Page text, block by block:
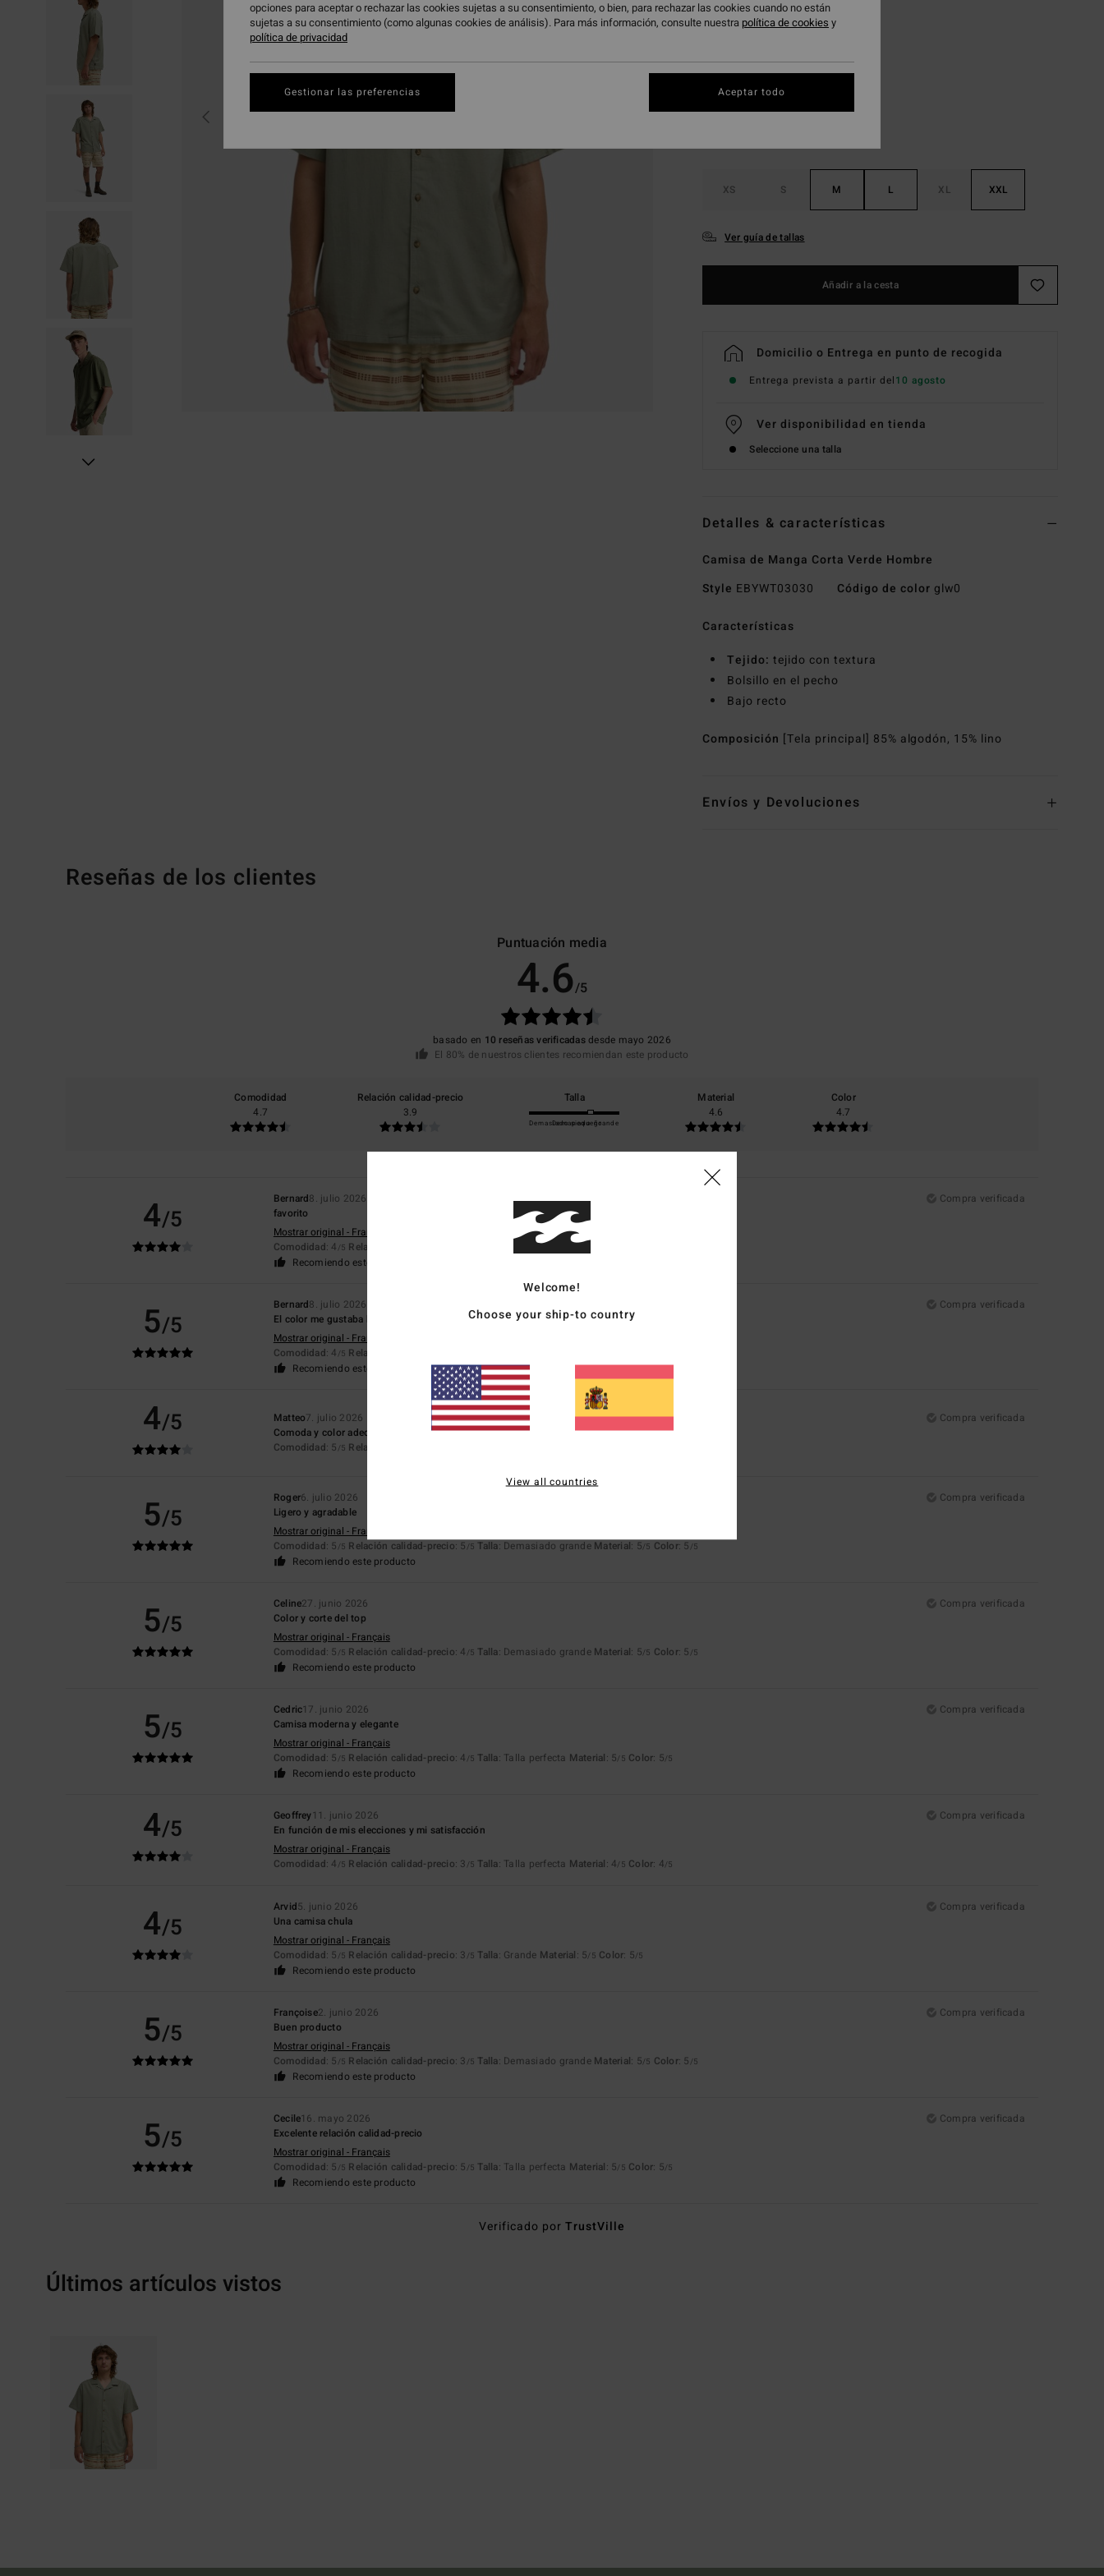
DOBLE PROMO -25%
XS S M L XL XXL
Ver guía de tallas
Añadir a la cesta
Domicilio o Entrega en punto de recogida
Entrega prevista a partir del10 agosto
Ver disponibilidad en tienda
Seleccione una talla
Detalles & características
Camisa de Manga Corta Verde Hombre
Style EBYWT03030 Código de color glw0
Características
Tejido:tejido con textura
Bolsillo en el pecho
Bajo recto
Composición [Tela principal] 85% algodón, 15% lino
Envíos y Devoluciones
Reseñas de los clientes
Puntuación media
4.6/5
basado en 10 reseñas verificadasdesde mayo 2026
El 80% de nuestros clientes recomiendan este producto
Comodidad
4.7
Relación calidad-precio
3.9
Talla
Demasiado pequeño
Demasiado grande
Material
4.6
Color
4.7
4/5
Bernard8. julio 2026
Compra verificada
favorito
Mostrar original - Français
Comodidad: 4 /5 Relación calidad-precio : Talla perfecta Material
Recomiendo este producto
5/5
Bernard8. julio 2026
Compra verificada
El color me gustaba bastante
Mostrar original - Français
Comodidad: 4 /5 Relación calidad-precio
Recomiendo este producto
4/5 Matteo7. julio 2026
Compra verificada
Comoda y color adecuado
Comodidad: 5 /5 Relación calidad-precio
5/5
Roger6. julio 2026
Compra verificada
Ligero y agradable
Mostrar original - Français
Comodidad: 5 /5 Relación calidad-precio: 5 /5 Talla: Demasiado grande Material: 5/5 Color: 5 /5
Recomiendo este producto
5/5
Celine27. junio 2026
Compra verificada
Color y corte del top
Mostrar original - Français
Comodidad: 5 /5 Relación calidad-precio: 4 /5 Talla: Demasiado grande Material: 5/5 Color: 5 /5
Recomiendo este producto
5/5
Cedric17. junio 2026
Compra verificada
Camisa moderna y elegante
Mostrar original - Français
Comodidad: 5 /5 Relación calidad-precio: 4 /5 Talla: Talla perfecta Material: 5/5 Color: 5/5
Recomiendo este producto
4/5 Geoffrey11. junio 2026
Compra verificada
En función de mis elecciones y mi satisfacción
Mostrar original - Français
Comodidad: 4 /5 Relación calidad-precio: 3 /5 Talla: Talla perfecta Material: 4/5 Color: 4/5
4/5
Arvid5. junio 2026
Compra verificada
Una camisa chula
Mostrar original - Français
Comodidad: 5 /5 Relación calidad-precio: 3 /5 Talla: Grande Material: 5/5 Color: 5/5
Recomiendo este producto
5/5
Françoise2. junio 2026
Compra verificada
Buen producto
Mostrar original - Français
Comodidad: 5 /5 Relación calidad-precio: 3 /5 Talla: Demasiado grande Material: 5/5 Color: 5 /5
Recomiendo este producto
5/5
Cecile16. mayo 2026
Compra verificada
Excelente relación calidad-precio
Mostrar original - Français
Comodidad: 5 /5 Relación calidad-precio: 5 /5 Talla: Talla perfecta Material: 5/5 Color: 5/5
Recomiendo este producto
Verificado por TrustVille
Últimos artículos vistos
Welcome!
Choose your ship-to country
View all countries
opciones para aceptar o rechazar las cookies sujetas a su consentimiento, o bien, para rechazar las cookies cuando no están
sujetas a su consentimiento (como algunas cookies de análisis). Para más información, consulte nuestra política de cookies y
política de privacidad
Gestionar las preferencias Aceptar todo